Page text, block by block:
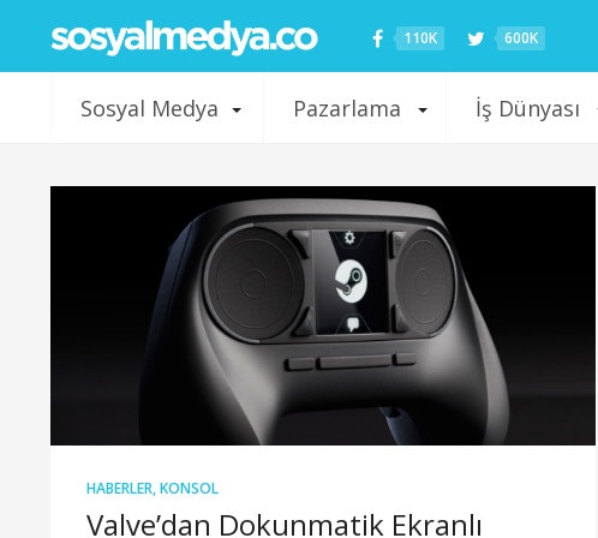
110K 600K
Sosyal Medya Pazarlama İş Dünyası
HABERLER,KONSOL
Valve’dan Dokunmatik Ekranlı